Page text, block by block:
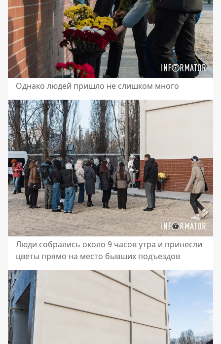
Однако людей пришло не слишком много
Люди собрались около 9 часов утра и принесли
цветы прямо на место бывших подъездов